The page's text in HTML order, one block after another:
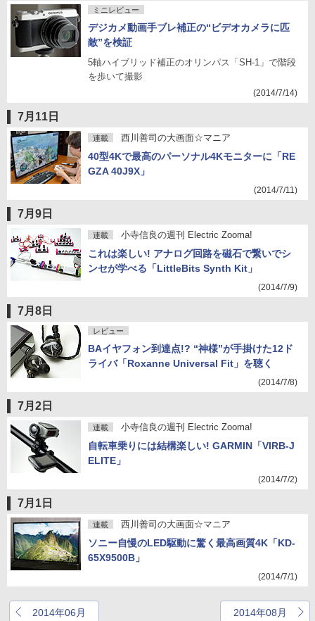
ミニレビュー
デジカメ動画手ブレ補正の“ビデオカメラに匹
敵”を検証
5軸ハイブリッド補正のオリンパス「SH-1」で階段
を歩いて撮影
(2014/7/14)
7月11日
連載 西川善司の大画面☆マニア
40型4Kで最高のパーソナル4Kモニターに「RE
GZA 40J9X」
(2014/7/11)
7月9日
連載 小寺信良の週刊 Electric Zooma!
これは楽しい! アナログ回路を磁石で繋いでシ
ンセが学べる「LittleBits Synth Kit」
(2014/7/9)
7月8日
レビュー
BAイヤフォン到達点!? “神様”が手掛けた12ド
ライバ「Roxanne Universal Fit」を聴く
(2014/7/8)
7月2日
連載 小寺信良の週刊 Electric Zooma!
自転車乗りには結構楽しい! GARMIN「VIRB-J
ELITE」
(2014/7/2)
7月1日
連載 西川善司の大画面☆マニア
ソニー自慢のLED駆動に驚く最高画質4K「KD-
65X9500B」
(2014/7/1)
2014年06月 2014年08月